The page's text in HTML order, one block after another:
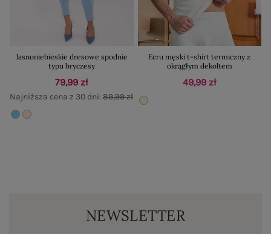
Jasnoniebieskie dresowe spodnie
typu bryczesy
79,99 zł
Najniższa cena z 30 dni:89,99 zł
Ecru męski t-shirt termiczny z
okrągłym dekoltem
49,99 zł
NEWSLETTER